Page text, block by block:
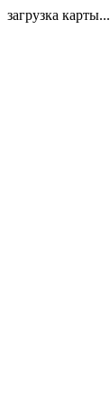
загрузка карты...